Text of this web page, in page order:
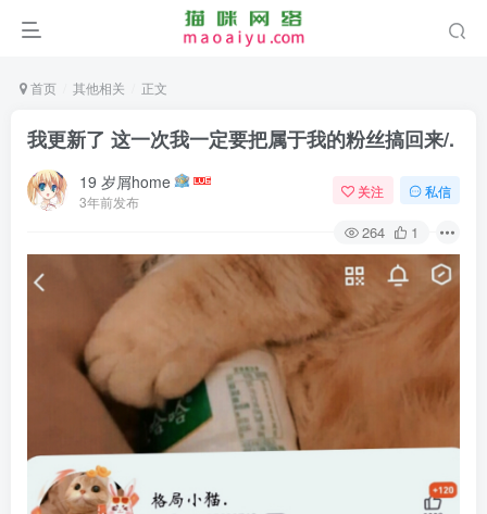
首页 其他相关 正文
我更新了 这一次我一定要把属于我的粉丝搞回来/.
19 岁屑home
3年前发布
关注 私信
264 1